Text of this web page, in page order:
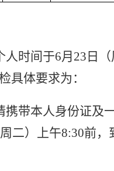
人时间于6月23 日
具体要求为：
携带本人身份证及
二）上午8:30前，